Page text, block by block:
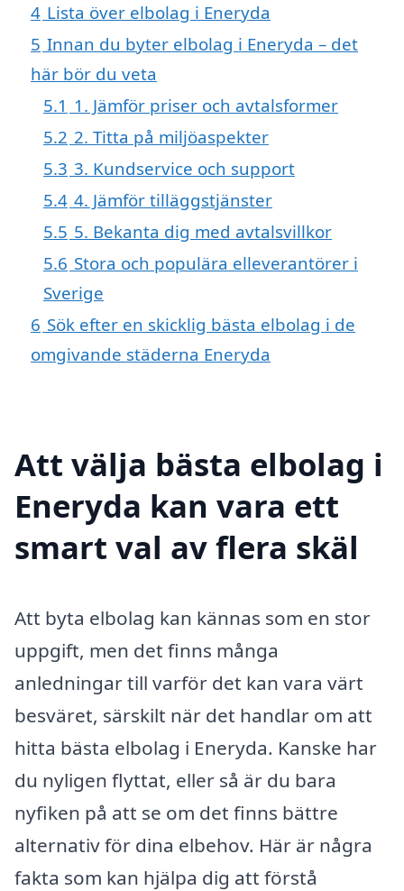
4 Lista över elbolag i Eneryda
5 Innan du byter elbolag i Eneryda – det
här bör du veta
5.1 1. Jämför priser och avtalsformer
5.2 2. Titta på miljöaspekter
5.3 3. Kundservice och support
5.4 4. Jämför tilläggstjänster
5.5 5. Bekanta dig med avtalsvillkor
5.6 Stora och populära elleverantörer i
Sverige
6 Sök efter en skicklig bästa elbolag i de
omgivande städerna Eneryda
Att välja bästa elbolag i
Eneryda kan vara ett
smart val av flera skäl
Att byta elbolag kan kännas som en stor
uppgift, men det finns många
anledningar till varför det kan vara värt
besväret, särskilt när det handlar om att
hitta bästa elbolag i Eneryda. Kanske har
du nyligen flyttat, eller så är du bara
nyfiken på att se om det finns bättre
alternativ för dina elbehov. Här är några
fakta som kan hjälpa dig att förstå